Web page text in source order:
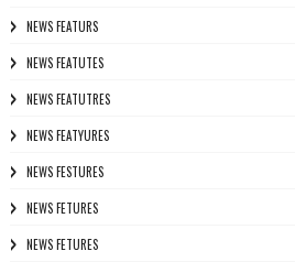
NEWS FEATURS
NEWS FEATUTES
NEWS FEATUTRES
NEWS FEATYURES
NEWS FESTURES
NEWS FETURES
NEWS FETURES